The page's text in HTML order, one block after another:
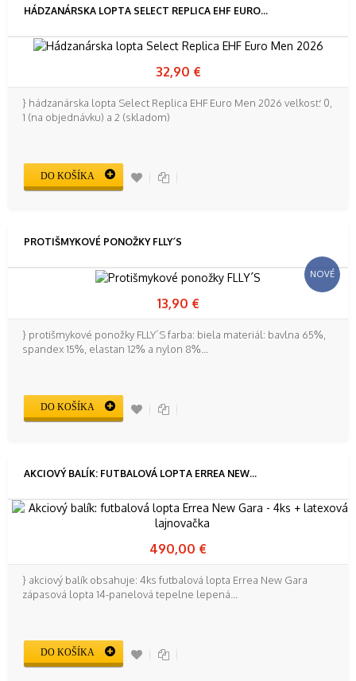
HÁDZANÁRSKA LOPTA SELECT REPLICA EHF EURO...
32,90 €
} hádzanárska lopta Select Replica EHF Euro Men 2026 veľkosť: 0,
1 (na objednávku) a 2 (skladom)
DO KOŠÍKA
PROTIŠMYKOVÉ PONOŽKY FLLY´S
NOVÉ
13,90 €
} protišmykové ponožky FLLY´S farba: biela materiál: bavlna 65%,
spandex 15%, elastan 12% a nylon 8%...
DO KOŠÍKA
AKCIOVÝ BALÍK: FUTBALOVÁ LOPTA ERREA NEW...
490,00 €
} akciový balík obsahuje: 4ks futbalová lopta Errea New Gara
zápasová lopta 14-panelová tepelne lepená...
DO KOŠÍKA